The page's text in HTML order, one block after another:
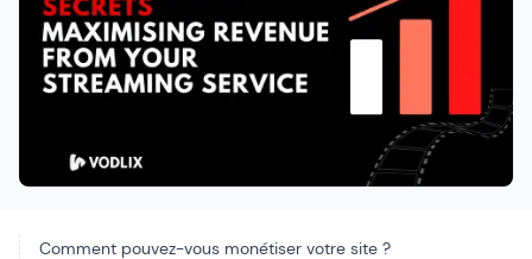
Comment pouvez-vous monétiser votre site ?